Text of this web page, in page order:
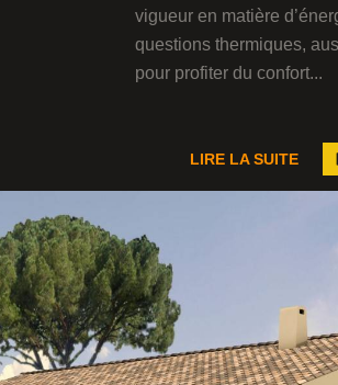
vigueur en matière
questions thermiques,
pour profiter du confort...
LIRE LA SUITE